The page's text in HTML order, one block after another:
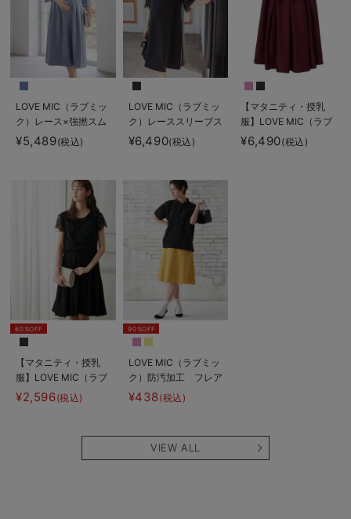
LOVE MIC（ラブミッ
ク）レース×強撚スム
ースフレアーワンピー
ス マタニティ・授乳
¥5,489(税込)
LOVE MIC（ラブミッ
ク）レーススリーブス
トレッチジョーゼット
ワンピース マタニテ
長く使える】
¥6,490(税込)
【マタニティ・授乳
服】LOVE MIC（ラブ
ミック）シャンタンハ
ートネックフレアワン
¥6,490(税込)
60%OFF
【マタニティ・授乳
服】LOVE MIC（ラブ
ミック）レースビスチ
ェワンピース【出産後
¥2,596(税込)
90%OFF
LOVE MIC（ラブミッ
ク）防汚加工 フレア
スカート
¥438(税込)
VIEW ALL